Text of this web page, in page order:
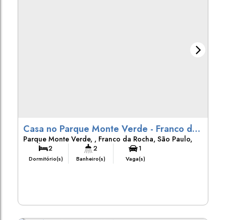
Casa no Parque Monte Verde - Franco da
Rocha
Parque Monte Verde , Franco da Rocha, São Paulo,
Brasil 2
Dormitório(s)
2
Banheiro(s)
1
Vaga(s)